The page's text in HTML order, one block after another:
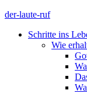
der-laute-ruf
Schritte ins
Wie